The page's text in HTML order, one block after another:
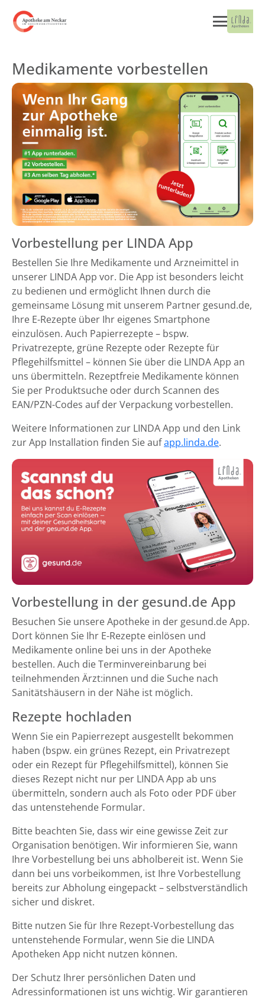
Medikamente vorbestellen
Vorbestellung per LINDA App
Bestellen Sie Ihre Medikamente und Arzneimittel in
unserer LINDA App vor. Die App ist besonders leicht
zu bedienen und ermöglicht Ihnen durch die
gemeinsame Lösung mit unserem Partner gesund.de,
Ihre E-Rezepte über Ihr eigenes Smartphone
einzulösen. Auch Papierrezepte – bspw.
Privatrezepte, grüne Rezepte oder Rezepte für
Pflegehilfsmittel – können Sie über die LINDA App an
uns übermitteln. Rezeptfreie Medikamente können
Sie per Produktsuche oder durch Scannen des
EAN/PZN-Codes auf der Verpackung vorbestellen.
Weitere Informationen zur LINDA App und den Link
zur App Installation finden Sie aufapp.linda.de.
Vorbestellung in der gesund.de App
Besuchen Sie unsere Apotheke in der gesund.de App.
Dort können Sie Ihr E-Rezepte einlösen und
Medikamente online bei uns in der Apotheke
bestellen. Auch die Terminvereinbarung bei
teilnehmenden Ärzt:innen und die Suche nach
Sanitätshäusern in der Nähe ist möglich.
Rezepte hochladen
Wenn Sie ein Papierrezept ausgestellt bekommen
haben (bspw. ein grünes Rezept, ein Privatrezept
oder ein Rezept für Pflegehilfsmittel), können Sie
dieses Rezept nicht nur per LINDA App ab uns
übermitteln, sondern auch als Foto oder PDF über
das untenstehende Formular.
Bitte beachten Sie, dass wir eine gewisse Zeit zur
Organisation benötigen. Wir informieren Sie, wann
Ihre Vorbestellung bei uns abholbereit ist. Wenn Sie
dann bei uns vorbeikommen, ist Ihre Vorbestellung
bereits zur Abholung eingepackt – selbstverständlich
sicher und diskret.
Bitte nutzen Sie für Ihre Rezept-Vorbestellung das
untenstehende Formular, wenn Sie die LINDA
Apotheken App nicht nutzen können.
Der Schutz Ihrer persönlichen Daten und
Adressinformationen ist uns wichtig. Wir garantieren